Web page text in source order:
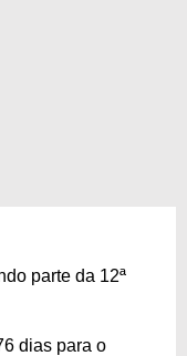
parte da 12ª
dias para o